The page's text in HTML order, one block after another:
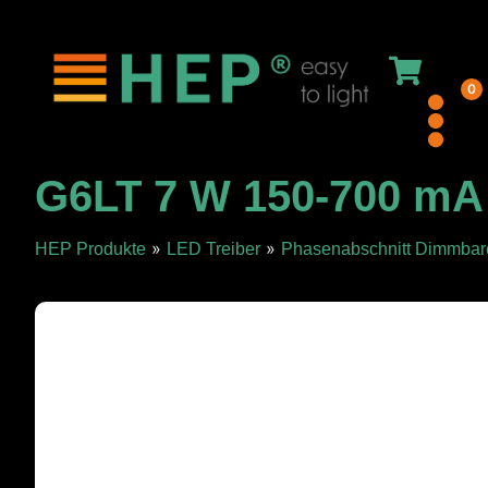
0
G6LT 7 W 150-700
HEP Produkte » LED Treiber » Phasenabschnitt